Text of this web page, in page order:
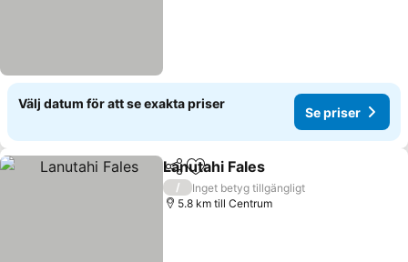
Välj datum för att se exakta priser
Se priser
Dela Lägg till i Mina Favoriter
Lanutahi Fales
/
Inget betyg tillgängligt
5.8 km till Centrum